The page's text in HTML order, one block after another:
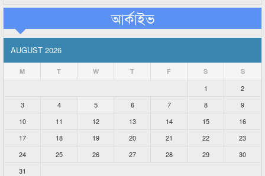
আর্কাইভ
AUGUST 2026
M T W T F S S
1
2
3
4 5 6 7 8
9
10
11 12 13 14 15
16
17
18 19 20 21 22
23
24
25 26 27 28 29
30
31